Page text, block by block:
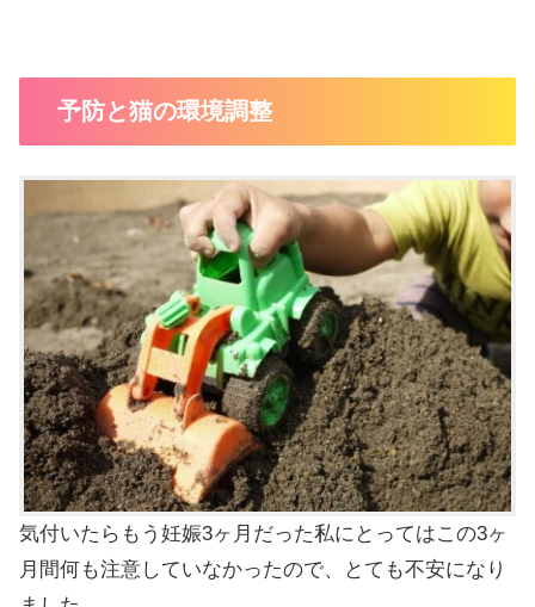
予防と猫の環境調整
気付いたらもう妊娠3ヶ月だった私にとってはこの3ヶ
月間何も注意していなかったので、とても不安になり